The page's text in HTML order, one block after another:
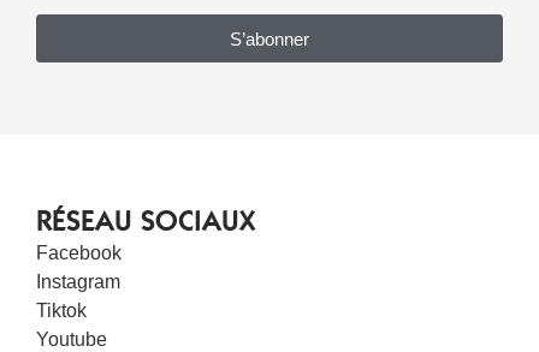
S’abonner
RÉSEAU SOCIAUX
Facebook
Instagram
Tiktok
Youtube